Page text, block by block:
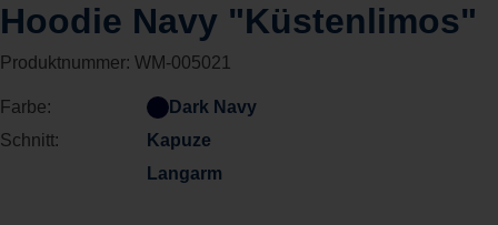
Hoodie Navy "Küstenlimos"
Produktnummer: WM-005021
Farbe:
Dark Navy
Schnitt:
Kapuze
Langarm